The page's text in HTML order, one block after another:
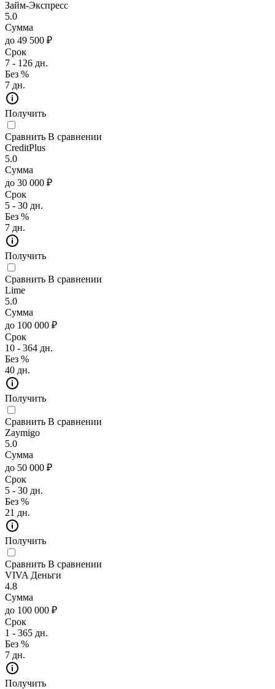
Займ-Экспресс
5.0
Сумма
до 49 500 ₽
Срок
7 - 126 дн.
Без %
7 дн.
Получить
Сравнить В сравнении
CreditPlus
5.0
Сумма
до 30 000 ₽
Срок
5 - 30 дн.
Без %
7 дн.
Получить
Сравнить В сравнении
Lime
5.0
Сумма
до 100 000 ₽
Срок
10 - 364 дн.
Без %
40 дн.
Получить
Сравнить В сравнении
Zaymigo
5.0
Сумма
до 50 000 ₽
Срок
5 - 30 дн.
Без %
21 дн.
Получить
Сравнить В сравнении
VIVA Деньги
4.8
Сумма
до 100 000 ₽
Срок
1 - 365 дн.
Без %
7 дн.
Получить